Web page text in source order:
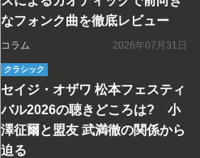
なフォンク曲を徹底レビュー
コラム 2026年07月31日
クラシック
セイジ・オザワ 松本フェスティ
バル2026の聴きどころは? 小
澤征爾と盟友 武満徹の関係から
迫る